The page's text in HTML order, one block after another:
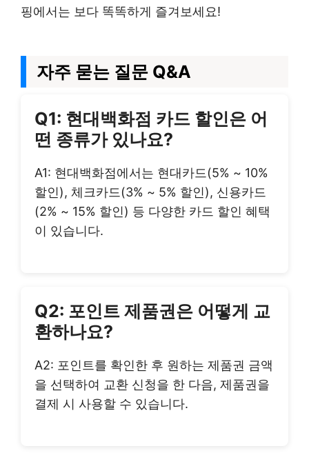
핑에서는 보다 똑똑하게 즐겨보세요!
자주 묻는 질문 Q&A
Q1: 현대백화점 카드 할인은 어
떤 종류가 있나요?
A1: 현대백화점에서는 현대카드(5% ~ 10%
할인), 체크카드(3% ~ 5% 할인), 신용카드
(2% ~ 15% 할인) 등 다양한 카드 할인 혜택
이 있습니다.
Q2: 포인트 제품권은 어떻게 교
환하나요?
A2: 포인트를 확인한 후 원하는 제품권 금액
을 선택하여 교환 신청을 한 다음, 제품권을
결제 시 사용할 수 있습니다.